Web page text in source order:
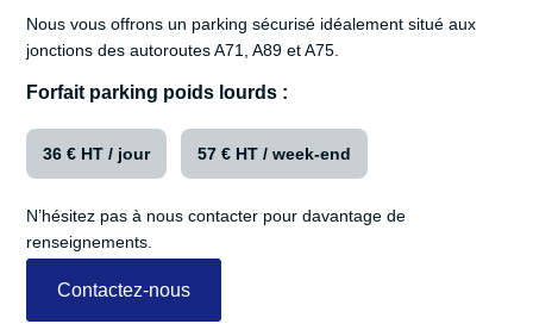
Nous vous offrons un parking sécurisé idéalement situé aux
jonctions des autoroutes A71, A89 et A75.
Forfait parking poids lourds :
36 € HT / jour 57 € HT / week-end
N’hésitez pas à nous contacter pour davantage de
renseignements.
Contactez-nous